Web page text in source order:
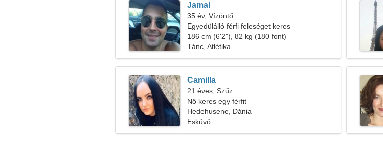
Jamal
35 év, Vízöntő
Egyedülálló férfi feleséget keres
186 cm (6'2"), 82 kg (180 font)
Tánc, Atlétika
Camilla
21 éves, Szűz
Nő keres egy férfit
Hedehusene, Dánia
Esküvő